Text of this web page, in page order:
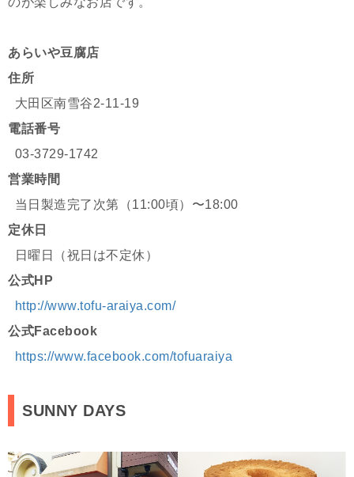
あらいや豆腐店
住所
大田区南雪谷2-11-19
電話番号
03-3729-1742
営業時間
当日製造完了次第（11:00頃）〜18:00
定休日
日曜日（祝日は不定休）
公式HP
http://www.tofu-araiya.com/
公式Facebook
https://www.facebook.com/tofuaraiya
SUNNY DAYS